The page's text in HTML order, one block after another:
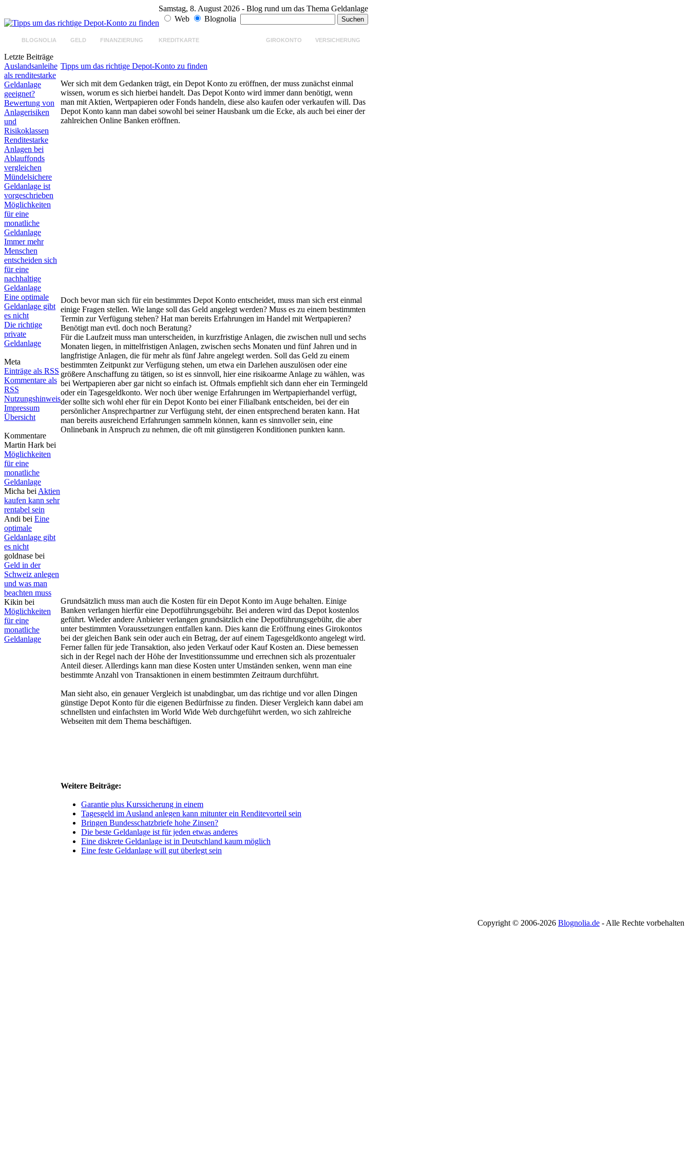
Samstag, 8. August 2026 - Blog rund um das Thema Geldanlage
Web
Blognolia
BLOGNOLIA GELD FINANZIERUNG KREDITKARTE GIROKONTO VERSICHERUNG
Letzte Beiträge
Auslandsanleihe
als renditestarke
Geldanlage
geeignet?
Bewertung von
Anlagerisiken
und
Risikoklassen
Renditestarke
Anlagen bei
Ablauffonds
vergleichen
Mündelsichere
Geldanlage ist
vorgeschrieben
Möglichkeiten
für eine
monatliche
Geldanlage
Immer mehr
Menschen
entscheiden sich
für eine
nachhaltige
Geldanlage
Eine optimale
Geldanlage gibt
es nicht
Die richtige
private
Geldanlage
Meta
Einträge als RSS
Kommentare als
RSS
Nutzungshinweis
Impressum
Übersicht
Kommentare
Martin Hark bei
Möglichkeiten
für eine
monatliche
Geldanlage
Micha bei Aktien
kaufen kann sehr
rentabel sein
Andi bei Eine
optimale
Geldanlage gibt
es nicht
goldnase bei
Geld in der
Schweiz anlegen
und was man
beachten muss
Kikin bei
Möglichkeiten
für eine
monatliche
Geldanlage
Tipps um das richtige Depot-Konto zu finden
Wer sich mit dem Gedanken trägt, ein Depot Konto zu eröffnen, der muss zunächst einmal
wissen, worum es sich hierbei handelt. Das Depot Konto wird immer dann benötigt, wenn
man mit Aktien, Wertpapieren oder Fonds handeln, diese also kaufen oder verkaufen will. Das
Depot Konto kann man dabei sowohl bei seiner Hausbank um die Ecke, als auch bei einer der
zahlreichen Online Banken eröffnen.
Doch bevor man sich für ein bestimmtes Depot Konto entscheidet, muss man sich erst einmal
einige Fragen stellen. Wie lange soll das Geld angelegt werden? Muss es zu einem bestimmten
Termin zur Verfügung stehen? Hat man bereits Erfahrungen im Handel mit Wertpapieren?
Benötigt man evtl. doch noch Beratung?
Für die Laufzeit muss man unterscheiden, in kurzfristige Anlagen, die zwischen null und sechs
Monaten liegen, in mittelfristigen Anlagen, zwischen sechs Monaten und fünf Jahren und in
langfristige Anlagen, die für mehr als fünf Jahre angelegt werden. Soll das Geld zu einem
bestimmten Zeitpunkt zur Verfügung stehen, um etwa ein Darlehen auszulösen oder eine
größere Anschaffung zu tätigen, so ist es sinnvoll, hier eine risikoarme Anlage zu wählen, was
bei Wertpapieren aber gar nicht so einfach ist. Oftmals empfiehlt sich dann eher ein Termingeld
oder ein Tagesgeldkonto. Wer noch über wenige Erfahrungen im Wertpapierhandel verfügt,
der sollte sich wohl eher für ein Depot Konto bei einer Filialbank entscheiden, bei der ein
persönlicher Ansprechpartner zur Verfügung steht, der einen entsprechend beraten kann. Hat
man bereits ausreichend Erfahrungen sammeln können, kann es sinnvoller sein, eine
Onlinebank in Anspruch zu nehmen, die oft mit günstigeren Konditionen punkten kann.
Grundsätzlich muss man auch die Kosten für ein Depot Konto im Auge behalten. Einige
Banken verlangen hierfür eine Depotführungsgebühr. Bei anderen wird das Depot kostenlos
geführt. Wieder andere Anbieter verlangen grundsätzlich eine Depotführungsgebühr, die aber
unter bestimmten Voraussetzungen entfallen kann. Dies kann die Eröffnung eines Girokontos
bei der gleichen Bank sein oder auch ein Betrag, der auf einem Tagesgeldkonto angelegt wird.
Ferner fallen für jede Transaktion, also jeden Verkauf oder Kauf Kosten an. Diese bemessen
sich in der Regel nach der Höhe der Investitionssumme und errechnen sich als prozentualer
Anteil dieser. Allerdings kann man diese Kosten unter Umständen senken, wenn man eine
bestimmte Anzahl von Transaktionen in einem bestimmten Zeitraum durchführt.
Man sieht also, ein genauer Vergleich ist unabdingbar, um das richtige und vor allen Dingen
günstige Depot Konto für die eigenen Bedürfnisse zu finden. Dieser Vergleich kann dabei am
schnellsten und einfachsten im World Wide Web durchgeführt werden, wo sich zahlreiche
Webseiten mit dem Thema beschäftigen.
Weitere Beiträge:
Garantie plus Kurssicherung in einem
Tagesgeld im Ausland anlegen kann mitunter ein Renditevorteil sein
Bringen Bundesschatzbriefe hohe Zinsen?
Die beste Geldanlage ist für jeden etwas anderes
Eine diskrete Geldanlage ist in Deutschland kaum möglich
Eine feste Geldanlage will gut überlegt sein
Copyright © 2006-2026 Blognolia.de - Alle Rechte vorbehalten